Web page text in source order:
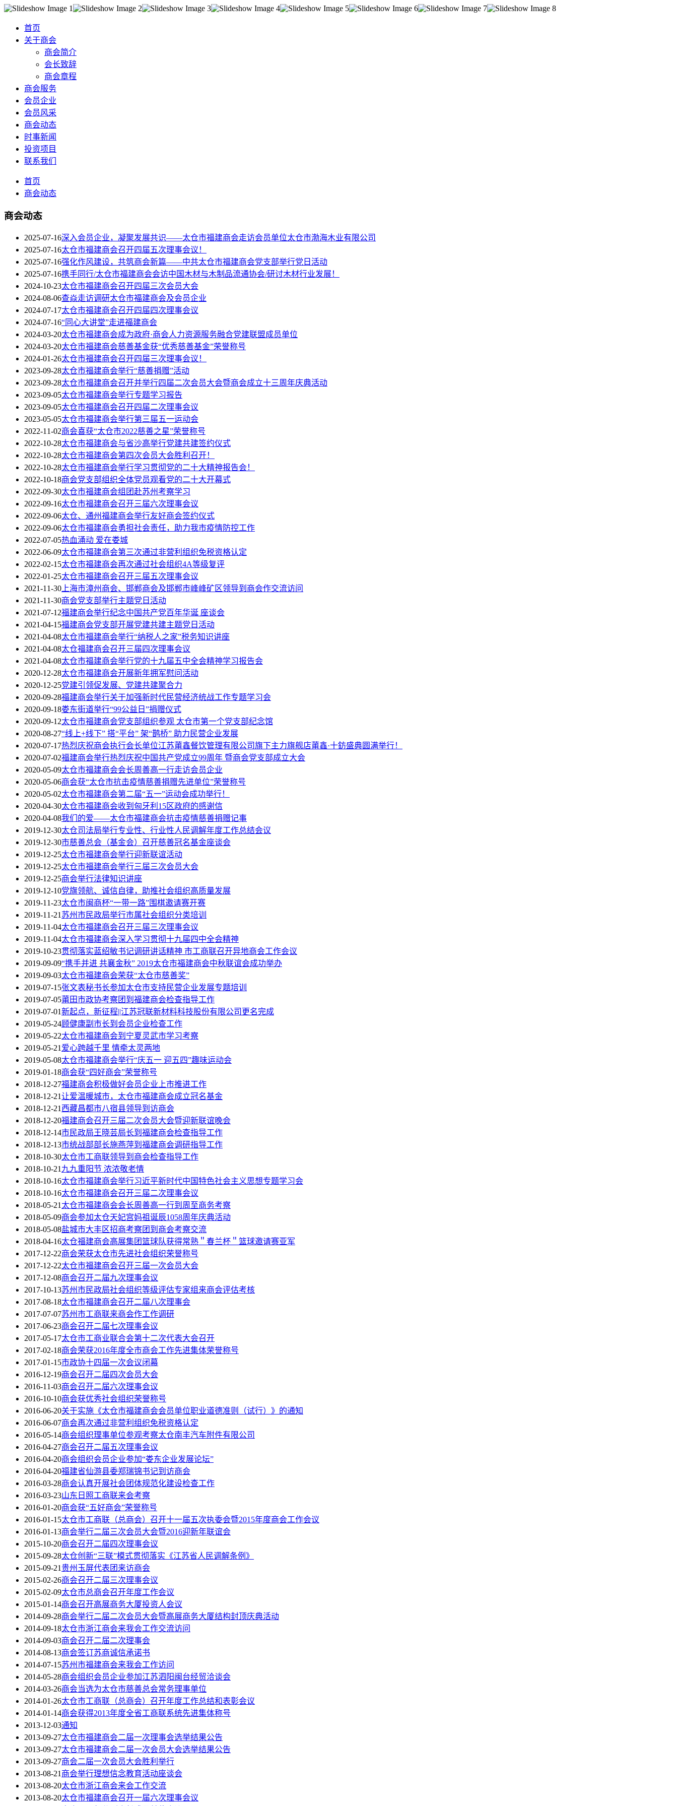
首页
关于商会
商会简介
会长致辞
商会章程
商会服务
会员企业
会员风采
商会动态
时事新闻
投资项目
联系我们
首页
商会动态
商会动态
2025-07-16深入会员企业，凝聚发展共识——太仓市福建商会走访会员单位太仓市渤海木业有限公司
2025-07-16太仓市福建商会召开四届五次理事会议！
2025-07-16强化作风建设，共筑商会新篇——中共太仓市福建商会党支部举行党日活动
2025-07-16携手同行/太仓市福建商会会访中国木材与木制品流通协会/研讨木材行业发展！
2024-10-23太仓市福建商会召开四届三次会员大会
2024-08-06查焱走访调研太仓市福建商会及会员企业
2024-07-17太仓市福建商会召开四届四次理事会议
2024-07-16“同心大讲堂”走进福建商会
2024-03-20太仓市福建商会成为政府·商会人力资源服务融合党建联盟成员单位
2024-03-20太仓市福建商会慈善基金获“优秀慈善基金”荣誉称号
2024-01-26太仓市福建商会召开四届三次理事会议！
2023-09-28太仓市福建商会举行“慈善捐赠”活动
2023-09-28太仓市福建商会召开并举行四届二次会员大会暨商会成立十三周年庆典活动
2023-09-05太仓市福建商会举行专题学习报告
2023-09-05太仓市福建商会召开四届二次理事会议
2023-05-05太仓市福建商会举行第三届五一运动会
2022-11-02商会喜获“太仓市2022慈善之星”荣誉称号
2022-10-28太仓市福建商会与省沙高举行党建共建签约仪式
2022-10-28太仓市福建商会第四次会员大会胜利召开！
2022-10-28太仓市福建商会举行学习贯彻党的二十大精神报告会！
2022-10-18商会党支部组织全体党员观看党的二十大开幕式
2022-09-30太仓市福建商会组团赴苏州考察学习
2022-09-16太仓市福建商会召开三届六次理事会议
2022-09-06太仓、通州福建商会举行友好商会签约仪式
2022-09-06太仓市福建商会勇担社会责任，助力我市疫情防控工作
2022-07-05热血涌动 爱在娄城
2022-06-09太仓市福建商会第三次通过非营利组织免税资格认定
2022-02-15太仓市福建商会再次通过社会组织4A等级复评
2022-01-25太仓市福建商会召开三届五次理事会议
2021-11-30上海市漳州商会、邯郸商会及邯郸市峰峰矿区领导到商会作交流访问
2021-11-30商会党支部举行主题党日活动
2021-07-12福建商会举行纪念中国共产党百年华诞 座谈会
2021-04-15福建商会党支部开展党建共建主题党日活动
2021-04-08太仓市福建商会举行“纳税人之家”税务知识讲座
2021-04-08太仓福建商会召开三届四次理事会议
2021-04-08太仓市福建商会举行党的十九届五中全会精神学习报告会
2020-12-28太仓市福建商会开展新年拥军慰问活动
2020-12-25党建引领促发展、党建共建聚合力
2020-09-28福建商会举行关于加强新时代民营经济统战工作专题学习会
2020-09-18娄东街道举行“99公益日”捐赠仪式
2020-09-12太仓市福建商会党支部组织参观 太仓市第一个党支部纪念馆
2020-08-27“线上+线下” 搭“平台” 架“鹊桥” 助力民营企业发展
2020-07-17热烈庆祝商会执行会长单位江苏莆鑫餐饮管理有限公司旗下主力旗舰店莆鑫·十鈁盛典圆满举行！
2020-07-02福建商会举行热烈庆祝中国共产党成立99周年 暨商会党支部成立大会
2020-05-09太仓市福建商会会长周善高一行走访会员企业
2020-05-06商会获“太仓市抗击疫情慈善捐赠先进单位”荣誉称号
2020-05-02太仓市福建商会第二届“五一”运动会成功举行！
2020-04-30太仓市福建商会收到匈牙利15区政府的感谢信
2020-04-08我们的爱——太仓市福建商会抗击疫情慈善捐赠记事
2019-12-30太仓司法局举行专业性、行业性人民调解年度工作总结会议
2019-12-30市慈善总会（基金会）召开慈善冠名基金座谈会
2019-12-25太仓市福建商会举行迎新联谊活动
2019-12-25太仓市福建商会举行三届三次会员大会
2019-12-25商会举行法律知识讲座
2019-12-10党旗领航、诚信自律，助推社会组织高质量发展
2019-11-23太仓市闽商杯“一带一路”围棋邀请赛开赛
2019-11-21苏州市民政局举行市属社会组织分类培训
2019-11-04太仓市福建商会召开三届三次理事会议
2019-11-04太仓市福建商会深入学习贯彻十九届四中全会精神
2019-10-23贯彻落实蓝绍敏书记调研讲话精神 市工商联召开异地商会工作会议
2019-09-09“携手并进 共襄金秋” 2019太仓市福建商会中秋联谊会成功举办
2019-09-03太仓市福建商会荣获“太仓市慈善奖”
2019-07-15张文表秘书长参加太仓市支持民营企业发展专题培训
2019-07-05莆田市政协考察团到福建商会检查指导工作
2019-07-01新起点，新征程||江苏冠联新材料科技股份有限公司更名完成
2019-05-24顾健康副市长到会员企业检查工作
2019-05-22太仓市福建商会到宁夏灵武市学习考察
2019-05-21爱心跨越千里 情牵太灵两地
2019-05-08太仓市福建商会举行“庆五一 迎五四”趣味运动会
2019-01-18商会获“四好商会”荣誉称号
2018-12-27福建商会积极做好会员企业上市推进工作
2018-12-21让爱温暖城市，太仓市福建商会成立冠名基金
2018-12-21西藏昌都市八宿县领导到访商会
2018-12-20福建商会召开三届二次会员大会暨迎新联谊晚会
2018-12-14市民政局王晓芸局长到福建商会检查指导工作
2018-12-13市统战部部长施燕萍到福建商会调研指导工作
2018-10-30太仓市工商联领导到商会检查指导工作
2018-10-21九九重阳节 浓浓敬老情
2018-10-16太仓市福建商会举行习近平新时代中国特色社会主义思想专题学习会
2018-10-16太仓市福建商会召开三届二次理事会议
2018-05-21太仓市福建商会会长周善高一行到周至商务考察
2018-05-09商会参加太仓天妃宫妈祖诞辰1058周年庆典活动
2018-05-08盐城市大丰区招商考察团到商会考察交流
2018-04-16太仓福建商会高展集团篮球队获得常熟＂春兰杯＂篮球邀请赛亚军
2017-12-22商会荣获太仓市先进社会组织荣誉称号
2017-12-22太仓市福建商会召开三届一次会员大会
2017-12-08商会召开二届九次理事会议
2017-10-13苏州市民政局社会组织等级评估专家组来商会评估考核
2017-08-18太仓市福建商会召开二届八次理事会
2017-07-07苏州市工商联来商会作工作调研
2017-06-23商会召开二届七次理事会议
2017-05-17太仓市工商业联合会第十二次代表大会召开
2017-02-18商会荣获2016年度全市商会工作先进集体荣誉称号
2017-01-15市政协十四届一次会议闭幕
2016-12-19商会召开二届四次会员大会
2016-11-03商会召开二届六次理事会议
2016-10-10商会获优秀社会组织荣誉称号
2016-06-20关于实施《太仓市福建商会会员单位职业道德准则（试行）》的通知
2016-06-07商会再次通过非营利组织免税资格认定
2016-05-14商会组织理事单位参观考察太仓南丰汽车附件有限公司
2016-04-27商会召开二届五次理事会议
2016-04-20商会组织会员企业参加“娄东企业发展论坛”
2016-04-20福建省仙游县委郑瑞锦书记到访商会
2016-03-28商会认真开展社会团体规范化建设检查工作
2016-03-23山东日照工商联来会考察
2016-01-20商会获“五好商会”荣誉称号
2016-01-15太仓市工商联（总商会）召开十一届五次执委会暨2015年度商会工作会议
2016-01-13商会举行二届三次会员大会暨2016迎新年联谊会
2015-10-20商会召开二届四次理事会议
2015-09-28太仓创新“三联”模式贯彻落实《江苏省人民调解条例》
2015-09-21贵州玉屏代表团来访商会
2015-02-26商会召开二届三次理事会议
2015-02-09太仓市总商会召开年度工作会议
2015-01-14商会召开高展商务大厦投资人会议
2014-09-28商会举行二届二次会员大会暨高展商务大厦结构封顶庆典活动
2014-09-18太仓市浙江商会来我会工作交流访问
2014-09-03商会召开二届二次理事会
2014-08-13商会签订苏商诚信承诺书
2014-07-15苏州市福建商会来我会工作访问
2014-05-28商会组织会员企业参加江苏泗阳闽台经贸洽谈会
2014-03-26商会当选为太仓市慈善总会常务理事单位
2014-01-26太仓市工商联（总商会）召开年度工作总结和表彰会议
2014-01-14商会获得2013年度全省工商联系统先进集体称号
2013-12-03通知
2013-09-27太仓市福建商会二届一次理事会选举结果公告
2013-09-27太仓市福建商会二届一次会员大会选举结果公告
2013-09-27商会二届一次会员大会胜利举行
2013-08-21商会举行理想信念教育活动座谈会
2013-08-20太仓市浙江商会来会工作交流
2013-08-20太仓市福建商会召开一届六次理事会议